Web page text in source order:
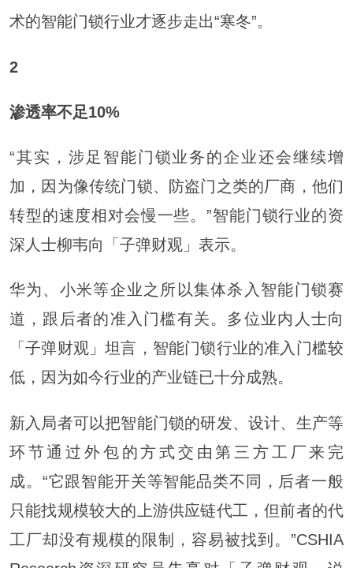
术的智能门锁行业才逐步走出“寒冬”。
2
渗透率不足10%
“其实，涉足智能门锁业务的企业还会继续增
加，因为像传统门锁、防盗门之类的厂商，他们
转型的速度相对会慢一些。”智能门锁行业的资
深人士柳韦向「子弹财观」表示。
华为、小米等企业之所以集体杀入智能门锁赛
道，跟后者的准入门槛有关。多位业内人士向
「子弹财观」坦言，智能门锁行业的准入门槛较
低，因为如今行业的产业链已十分成熟。
新入局者可以把智能门锁的研发、设计、生产等
环节通过外包的方式交由第三方工厂来完
成。“它跟智能开关等智能品类不同，后者一般
只能找规模较大的上游供应链代工，但前者的代
工厂却没有规模的限制，容易被找到。”CSHIA